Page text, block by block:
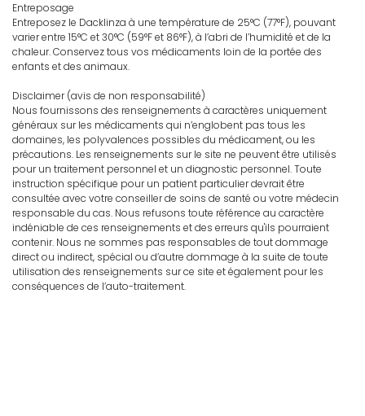
Entreposage
Entreposez le Dacklinza à une température de 25°C (77°F), pouvant
varier entre 15°C et 30°C (59°F et 86°F), à l’abri de l’humidité et de la
chaleur. Conservez tous vos médicaments loin de la portée des
enfants et des animaux.
Disclaimer (avis de non responsabilité)
Nous fournissons des renseignements à caractères uniquement
généraux sur les médicaments qui n’englobent pas tous les
domaines, les polyvalences possibles du médicament, ou les
précautions. Les renseignements sur le site ne peuvent être utilisés
pour un traitement personnel et un diagnostic personnel. Toute
instruction spécifique pour un patient particulier devrait être
consultée avec votre conseiller de soins de santé ou votre médecin
responsable du cas. Nous refusons toute référence au caractère
indéniable de ces renseignements et des erreurs qu'ils pourraient
contenir. Nous ne sommes pas responsables de tout dommage
direct ou indirect, spécial ou d’autre dommage à la suite de toute
utilisation des renseignements sur ce site et également pour les
conséquences de l’auto-traitement.